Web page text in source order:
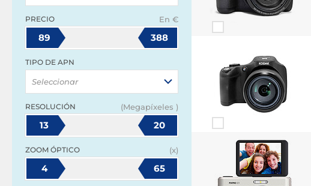
PRECIO En €
89 388
TIPO DE APN
Seleccionar
RESOLUCIÓN (Megapíxeles )
13 20
ZOOM ÓPTICO (x)
4 65